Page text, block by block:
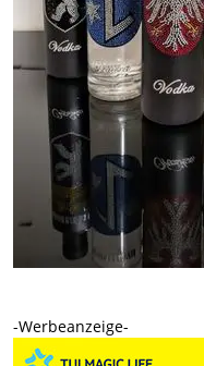
-Werbeanzeige-